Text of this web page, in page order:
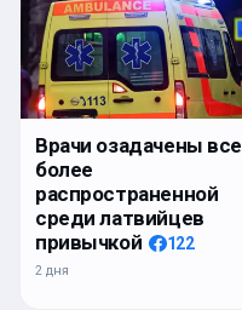
Врачи озадачены все
более
распространенной
среди латвийцев
привычкой
122
2 дня